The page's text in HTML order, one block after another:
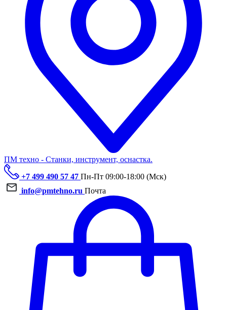
ПМ техно - Станки, инструмент, оснастка.
+7 499 490 57 47 Пн-Пт 09:00-18:00 (Мск)
info@pmtehno.ru Почта